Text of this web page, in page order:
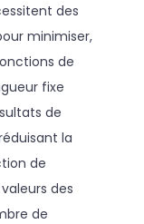
des
minimiser,
de
fixe
de
la
de
des
de